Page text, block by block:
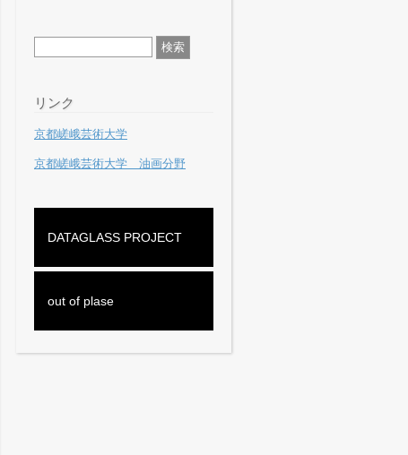
リンク
京都嵯峨芸術大学
京都嵯峨芸術大学 油画分野
DATAGLASS PROJECT
out of plase